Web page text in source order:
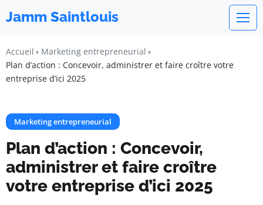
Jamm Saintlouis
Accueil
Marketing entrepreneurial
Plan d’action : Concevoir, administrer et faire croître votre
entreprise d’ici 2025
Marketing entrepreneurial
Plan d’action : Concevoir,
administrer et faire croître
votre entreprise d’ici 2025